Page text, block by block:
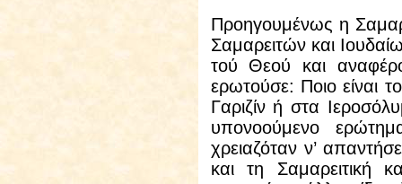
Προηγουμένως η
Σαμαρειτών και
τού Θεού και
ερωτούσε: Ποιο είναι
Γαριζίν ή στα
υπονοούμενο
χρειαζόταν ν’
και τη Σαμαρειτική